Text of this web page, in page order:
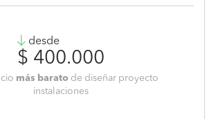
desde
$ 400.000
más barato de diseñar proyecto
instalaciones